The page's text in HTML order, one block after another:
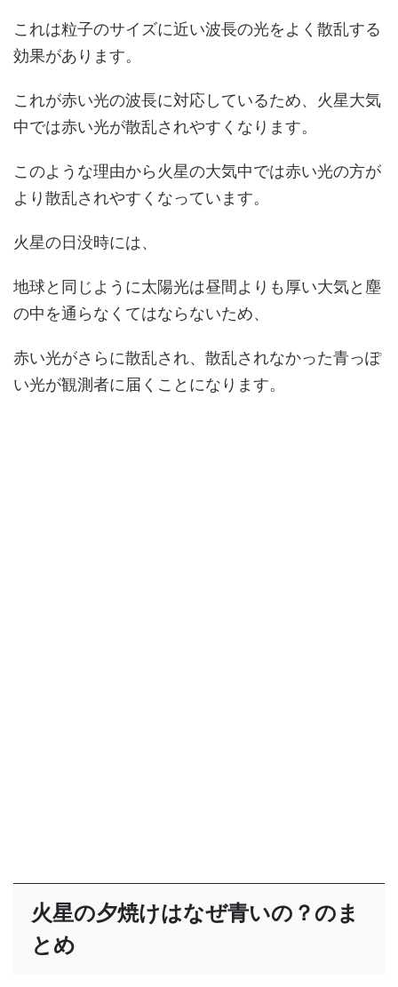
これは粒子のサイズに近い波長の光をよく散乱する
効果があります。
これが赤い光の波長に対応しているため、火星大気
中では赤い光が散乱されやすくなります。
このような理由から火星の大気中では赤い光の方が
より散乱されやすくなっています。
火星の日没時には、
地球と同じように太陽光は昼間よりも厚い大気と塵
の中を通らなくてはならないため、
赤い光がさらに散乱され、散乱されなかった青っぽ
い光が観測者に届くことになります。
火星の夕焼けはなぜ青いの？のま
とめ